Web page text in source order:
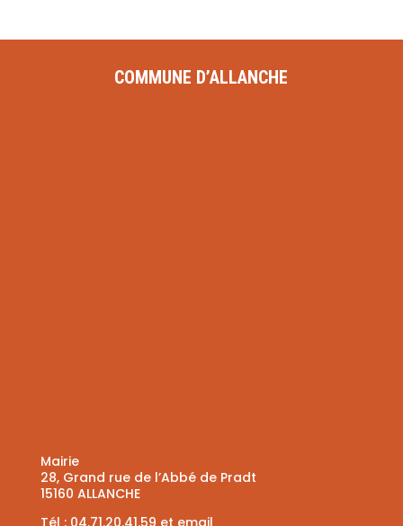
COMMUNE D’ALLANCHE
Mairie
28, Grand rue de l’Abbé de Pradt
15160 ALLANCHE